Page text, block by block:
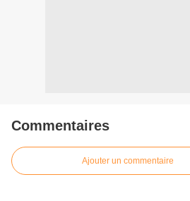
Commentaires
Ajouter un commentaire